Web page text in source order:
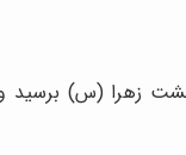
زهرا (س)